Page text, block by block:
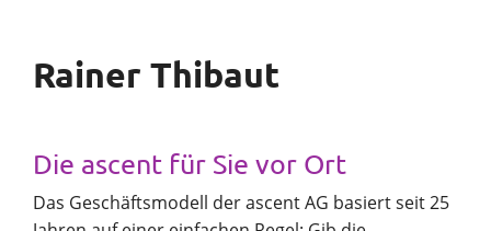
Rainer Thibaut
Die ascent für Sie vor Ort
Das Geschäftsmodell der ascent AG basiert seit 25